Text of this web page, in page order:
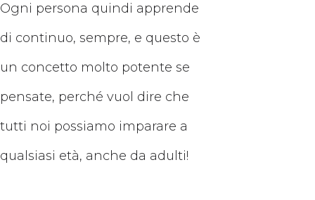
Ogni persona quindi apprende
di continuo, sempre, e questo è
un concetto molto potente se
pensate, perché vuol dire che
tutti noi possiamo imparare a
qualsiasi età, anche da adulti!